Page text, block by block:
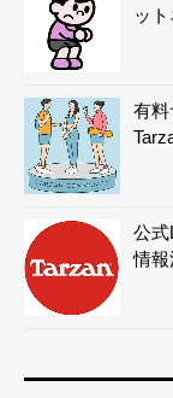
ッ
有
公
情報